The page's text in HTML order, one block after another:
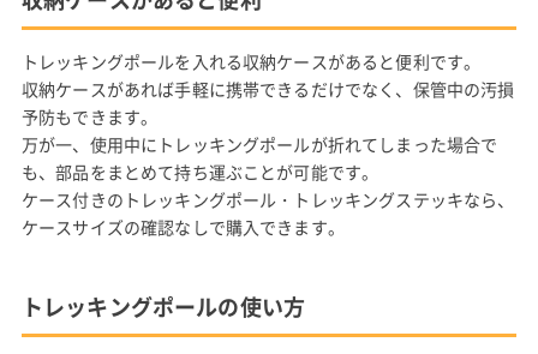
トレッキングポールを入れる収納ケースがあると便利です。
収納ケースがあれば手軽に携帯できるだけでなく、保管中の汚損
予防もできます。
万が一、使用中にトレッキングポールが折れてしまった場合で
も、部品をまとめて持ち運ぶことが可能です。
ケース付きのトレッキングポール・トレッキングステッキなら、
ケースサイズの確認なしで購入できます。
トレッキングポールの使い方